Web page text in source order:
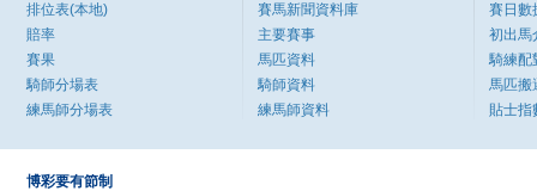
排位表(本地)
賠率
賽果
騎師分場表
練馬師分場表
賽馬新聞資料庫
主要賽事
馬匹資料
騎師資料
練馬師資料
賽日數
初出馬
騎練配
馬匹搬
貼士指
博彩要有節制